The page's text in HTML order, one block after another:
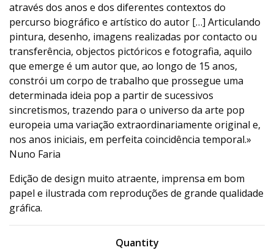
através dos anos e dos diferentes contextos do
percurso biográfico e artístico do autor […] Articulando
pintura, desenho, imagens realizadas por contacto ou
transferência, objectos pictóricos e fotografia, aquilo
que emerge é um autor que, ao longo de 15 anos,
constrói um corpo de trabalho que prossegue uma
determinada ideia pop a partir de sucessivos
sincretismos, trazendo para o universo da arte pop
europeia uma variação extraordinariamente original e,
nos anos iniciais, em perfeita coincidência temporal.»
Nuno Faria
Edição de design muito atraente, imprensa em bom
papel e ilustrada com reproduções de grande qualidade
gráfica.
Quantity